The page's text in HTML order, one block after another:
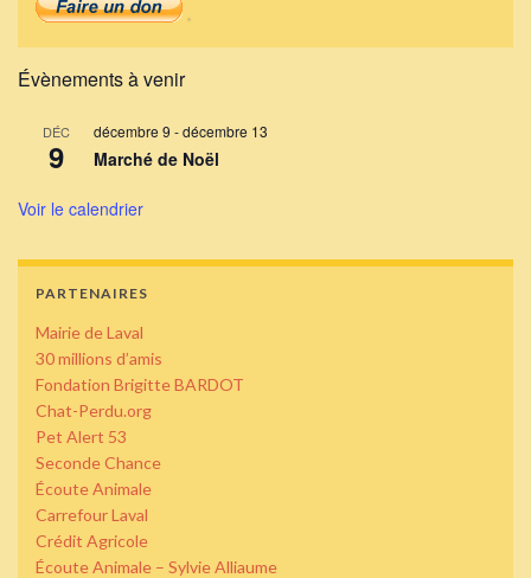
Évènements à venir
DÉC
9
décembre 9 -décembre 13
Marché de Noël
Voir le calendrier
PARTENAIRES
Mairie de Laval
30 millions d’amis
Fondation Brigitte BARDOT
Chat-Perdu.org
Pet Alert 53
Seconde Chance
Écoute Animale
Carrefour Laval
Crédit Agricole
Écoute Animale – Sylvie Alliaume